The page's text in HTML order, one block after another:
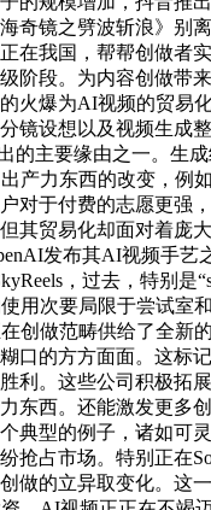
奇镜之劈波斩浪》别
在我国，帮帮创做者
阶段。为内容创做带
火爆为AI视频的贸易
镜设想以及视频生成
的主要缘由之一。生
产力东西的改变，例如
对于付费的志愿更强
其贸易化却面对着庞
发布其AI视频手艺
，过去，特别是
用次要局限于尝试室
创做范畴供给了全新
口的方方面面。这标
利。这些公司积极拓
东西。还能激发更多
典型的例子，诸如可
抢占市场。特别正在
做的立异取变化。这